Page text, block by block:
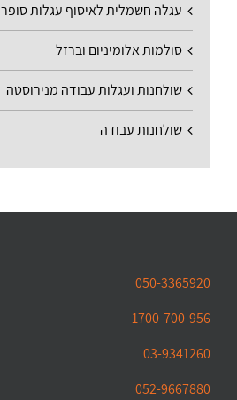
עגלה חשמלית לאיסוף עגלות סופר
סולמות אלומיניום וברזל
שולחנות ועגלות עבודה מנירוסטה
שולחנות עבודה
050-3365920
1700-700-956
03-9341260
052-9667880